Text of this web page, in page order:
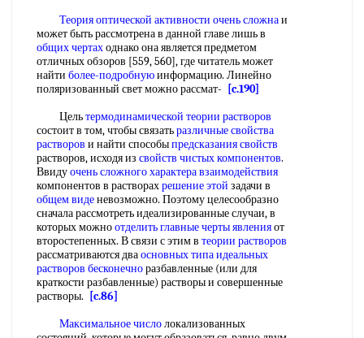
Теория оптической активности очень сложнаи
может быть рассмотрена в данной главе лишь в
общих чертаходнако она является предметом
отличных обзоров [559, 560], где читатель может
найти более-подробнуюинформацию. Линейно
поляризованный свет можно рассмат-
[c.190]
Цельтермодинамической теории растворов
состоит в том, чтобы связатьразличные свойства
растворов и найти способыпредсказания свойств
растворов, исходя из свойств чистых компонентов.
Ввидуочень сложногохарактера взаимодействия
компонентов в растворахрешение этой задачи в
общем виденевозможно. Поэтому целесообразно
сначала рассмотреть идеализированные случаи, в
которых можноотделить главныечерты явленияот
второстепенных. В связи с этим в теории растворов
рассматриваются дваосновных типаидеальных
растворов бесконечноразбавленные (или для
краткости разбавленные) растворы и совершенные
растворы.
[c.86]
Максимальное числолокализованных